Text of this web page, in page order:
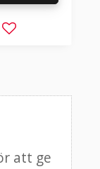
Lägg till i